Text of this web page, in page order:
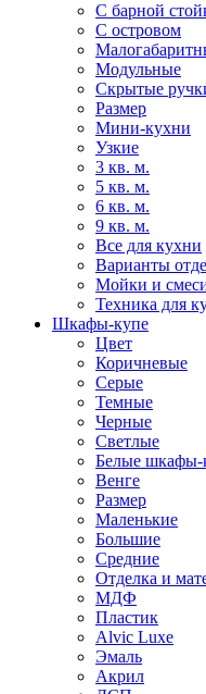
С барной
С островом
Модульные
Скрытые
Размер
Мини-кухни
Узкие
3 кв. м.
5 кв. м.
6 кв. м.
9 кв. м.
Все для кухни
Варианты
Мойки и
Техника для
Шкафы-купе
Цвет
Коричневые
Серые
Темные
Черные
Светлые
Белые шкафы-
Венге
Размер
Маленькие
Большие
Средние
Отделка и
МДФ
Пластик
Alvic Luxe
Эмаль
Акрил